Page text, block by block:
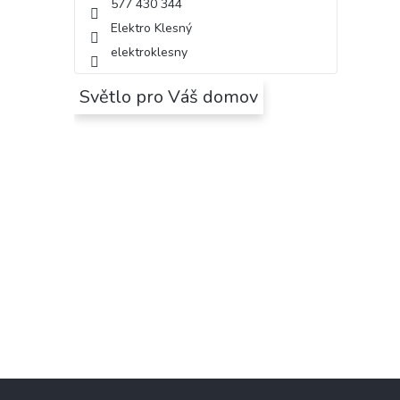
577 430 344
Elektro Klesný
elektroklesny
Světlo pro Váš domov